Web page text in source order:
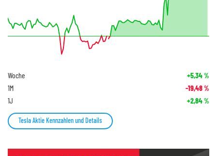
Woche +5,34%
1M -19,48%
1J +2,84%
Tesla Aktie Kennzahlen und Details